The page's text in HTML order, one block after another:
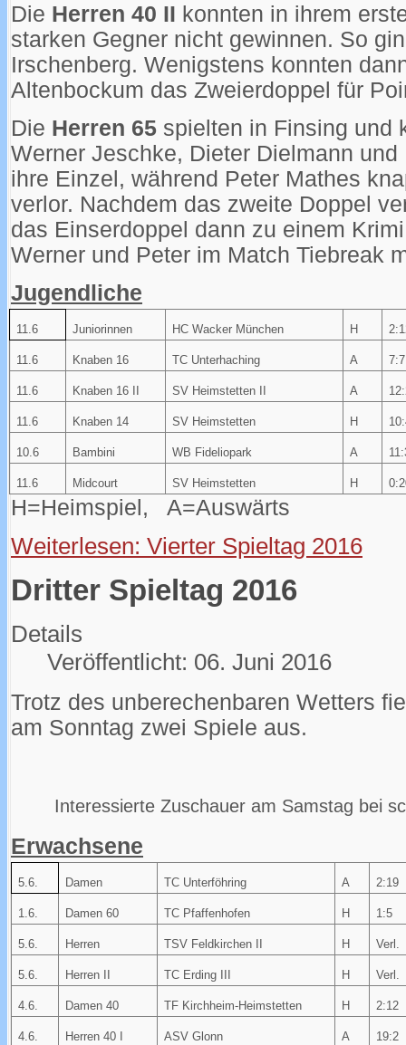
Die Herren 40 II konnten in ihrem
starken Gegner nicht gewinnen. So
Irschenberg. Wenigstens konnten
Altenbockum das Zweierdoppel für
Die Herren 65 spielten in Finsing und
Werner Jeschke, Dieter Dielmann
ihre Einzel, während Peter Mathes
verlor. Nachdem das zweite Doppel
das Einserdoppel dann zu einem
Werner und Peter im Match Tiebreak
Jugendliche
11.6 Juniorinnen HC Wacker München H
11.6 Knaben 16 TC Unterhaching A 7:7
11.6 Knaben 16 II SV Heimstetten II A
11.6 Knaben 14 SV Heimstetten H
10.6 Bambini WB Fideliopark A
11.6 Midcourt SV Heimstetten H
H=Heimspiel, A=Auswärts
Weiterlesen: Vierter Spieltag 2016
Dritter Spieltag 2016
Details
Veröffentlicht: 06. Juni 2016
Trotz des unberechenbaren Wetters
am Sonntag zwei Spiele aus.
Interessierte Zuschauer am Samstag bei
Erwachsene
5.6. Damen TC Unterföhring A 2:19
1.6. Damen 60 TC Pfaffenhofen H 1:5
5.6. Herren TSV Feldkirchen II H Verl.
5.6. Herren II TC Erding III H Verl.
4.6. Damen 40 TF Kirchheim-Heimstetten H 2:12
4.6. Herren 40 I ASV Glonn A 19:2